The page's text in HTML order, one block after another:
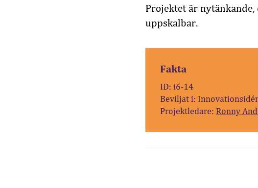
Projektet är
uppskalbar.
Fakta
ID: i6-14
Beviljat i:
Projektledare: Ronny